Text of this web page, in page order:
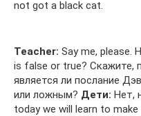
not got a black cat.
Teacher: Say me, please.
is false or true? Скажите,
является ли послание
или ложным? Дети: Нет,
today we will learn to